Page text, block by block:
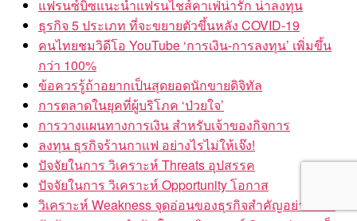
ธุรกิจ 5 ประเภท ที่จะขยายตัวขึ้นหลัง COVID-19
คนไทยชมวิดีโอ YouTube ‘การเงิน-การลงทุน’ เพิ่มขึ้น
กว่า 100%
ข้อควรรู้ถ้าอยากเป็นสุดยอดนักขายดิจิทัล
การตลาดในยุคที่ผู้บริโภค ‘ป่วยใจ’
การวางแผนทางการเงิน สำหรับเจ้าของกิจการ
ลงทุน ธุรกิจร้านกาแฟ อย่างไรไม่ให้เจ๊ง!
ปัจจัยในการ วิเคราะห์ Threats อุปสรรค
ปัจจัยในการ วิเคราะห์ Opportunity โอกาส
วิเคราะห์ Weakness จุดอ่อนของธุรกิจสำคัญอย่างไร ?
ปัจจัยและความสำคัญในการวิเคราะห์ Strength จุดแข็ง